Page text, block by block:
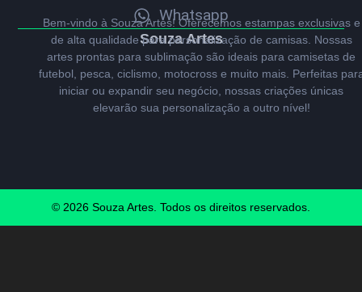
Souza Artes
Bem-vindo à Souza Artes! Oferecemos estampas exclusivas e
de alta qualidade para personalização de camisas. Nossas
artes prontas para sublimação são ideais para camisetas de
futebol, pesca, ciclismo, motocross e muito mais. Perfeitas
iniciar ou expandir seu negócio, nossas criações únicas
elevarão sua personalização a outro nível!
Whatsapp
© 2026 Souza Artes. Todos os direitos reservados.